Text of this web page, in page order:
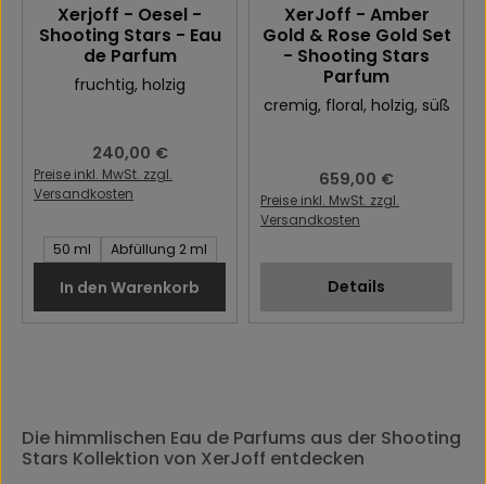
Xerjoff - Oesel -
Shooting Stars - Eau
de Parfum
fruchtig, holzig
Regulärer Preis:
240,00 €
Preise inkl. MwSt. zzgl.
Versandkosten
Inhalt des Artikel:
50 ml Abfüllung 2 ml
In den Warenkorb
XerJoff - Amber
Gold & Rose Gold Set
- Shooting Stars
Parfum
cremig, floral, holzig, süß
Regulärer Preis:
659,00 €
Preise inkl. MwSt. zzgl.
Versandkosten
Details
Die himmlischen Eau de Parfums aus der Shooting
Stars Kollektion von XerJoff entdecken